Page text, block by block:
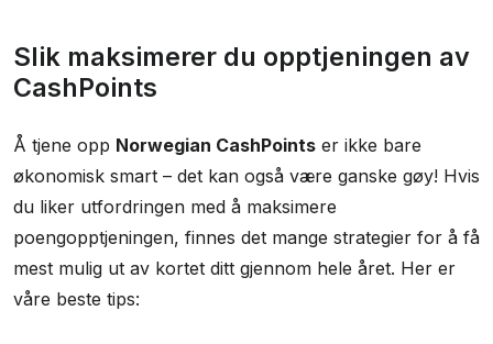
Slik maksimerer du opptjeningen av
CashPoints
Å tjene opp Norwegian CashPoints er ikke bare
økonomisk smart – det kan også være ganske gøy! Hvis
du liker utfordringen med å maksimere
poengopptjeningen, finnes det mange strategier for å få
mest mulig ut av kortet ditt gjennom hele året. Her er
våre beste tips: